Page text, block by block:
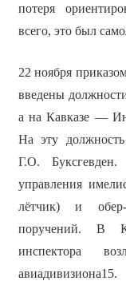
потеря
всего, это был
22 ноября
введены
а на Кавказе —
На эту
Г.О.
управления
лётчик) и
поручений. В
инспектора
авиадивизиона15.